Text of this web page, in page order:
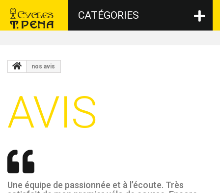
CATÉGORIES
nos avis
AVIS
Une équipe de passionnée et à l’écoute. Très